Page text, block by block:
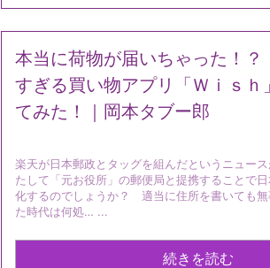
本当に荷物が届いちゃった！
すぎる買い物アプリ「Ｗｉｓｈ
てみた！｜岡本タブー郎
楽天が日本郵政とタッグを組んだというニュー
たして「元お役所」の郵便局と提携することで
化するのでしょうか？ 適当に住所を書いても
た時代は何処… ...
続きを読む